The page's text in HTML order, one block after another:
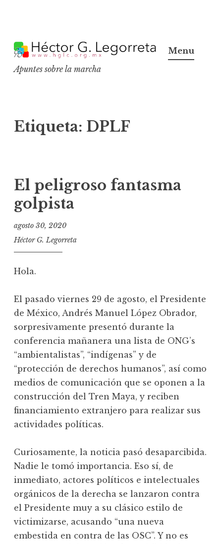
k
p
c
o
n
t
Apuntes sobre la marcha
Menu
Etiqueta: DPLF
El peligroso fantasma
golpista
agosto 30, 2020
Héctor G. Legorreta
Hola.
El pasado viernes 29 de agosto, el Presidente
de México, Andrés Manuel López Obrador,
sorpresivamente presentó durante la
conferencia mañanera una lista de ONG’s
“ambientalistas”, “indígenas” y de
“protección de derechos humanos”, así como
medios de comunicación que se oponen a la
construcción del Tren Maya, y reciben
financiamiento extranjero para realizar sus
actividades políticas.
Curiosamente, la noticia pasó desaparcibida.
Nadie le tomó importancia. Eso sí, de
inmediato, actores políticos e intelectuales
orgánicos de la derecha se lanzaron contra
el Presidente muy a su clásico estilo de
victimizarse, acusando “una nueva
embestida en contra de las OSC”. Y no es